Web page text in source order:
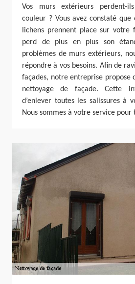
Vos murs extérieurs
couleur ? Vous avez constaté que
lichens prennent place sur votre
perd de plus en plus son
problèmes de murs extérieurs,
répondre à vos besoins. Afin de
façades, notre entreprise propose
nettoyage de façade. Cette
d’enlever toutes les salissures à
Nous sommes à votre service pour